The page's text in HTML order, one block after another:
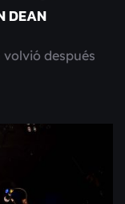
DEAN
volvió después